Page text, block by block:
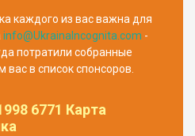
каждого из вас важна для
info@UkrainaIncognita.com -
потратили собранные
вас в список спонсоров.
6771 Карта